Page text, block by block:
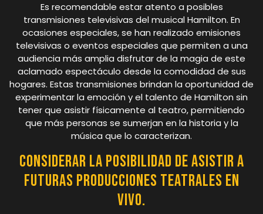
Es recomendable estar atento a posibles
transmisiones televisivas del musical Hamilton. En
ocasiones especiales, se han realizado emisiones
televisivas o eventos especiales que permiten a una
audiencia más amplia disfrutar de la magia de este
aclamado espectáculo desde la comodidad de sus
hogares. Estas transmisiones brindan la oportunidad de
experimentar la emoción y el talento de Hamilton sin
tener que asistir físicamente al teatro, permitiendo
que más personas se sumerjan en la historia y la
música que lo caracterizan.
Considerar la posibilidad de asistir a
futuras producciones teatrales en
vivo.